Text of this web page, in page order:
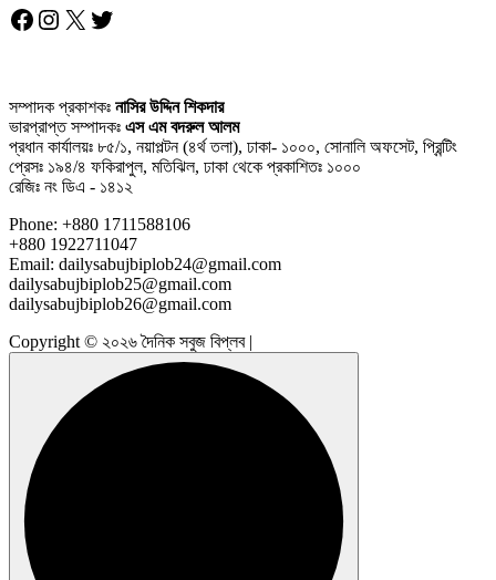
Facebook
Instagram
X Twitter
সম্পাদক প্রকাশকঃ নাসির উদ্দিন শিকদার
ভারপ্রাপ্ত সম্পাদকঃ এস এম বদরুল আলম
প্রধান কার্যালয়ঃ ৮৫/১, নয়াপল্টন (৪র্থ তলা), ঢাকা- ১০০০, সোনালি অফসেট, প্রিন্টিং
প্রেসঃ ১৯৪/৪ ফকিরাপুল, মতিঝিল, ঢাকা থেকে প্রকাশিতঃ ১০০০
রেজিঃ নং ডিএ - ১৪১২
Phone: +880 1711588106
+880 1922711047
Email: dailysabujbiplob24@gmail.com
dailysabujbiplob25@gmail.com
dailysabujbiplob26@gmail.com
Copyright © ২০২৬ দৈনিক সবুজ বিপ্লব |